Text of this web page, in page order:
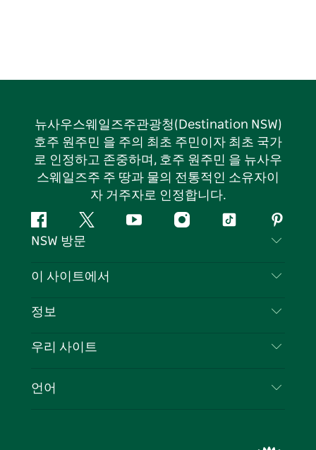
뉴사우스웨일즈주관광청(Destination NSW)
호주 원주민 을 주의 최초 주민이자 최초 국가
로 인정하고 존중하며, 호주 원주민 을 뉴사우
스웨일즈주 주 땅과 물의 전통적인 소유자이
자 거주자로 인정합니다.
페
이
북
지
다
유
인
틱
핀
터
스
NSW 방문
문의하기
쿠키 고지
이 사이트에서
목적지
이벤트
정보
여행 정보
뉴사우스웨일즈주 의 사업
우리 사이트
언어